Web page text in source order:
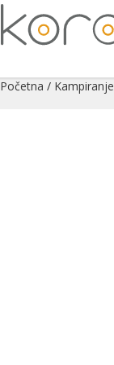
Početna / Kampiranje